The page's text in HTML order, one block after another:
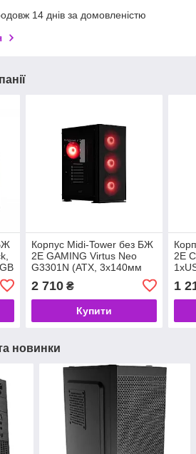
14 днів за домовленістю
Корпус Midi-Tower без БЖ
2E GAMING Virtus Neo
G3301N (ATX, 3x140мм
ARGB, чорний) (код
134895)
2 710₴
Купити
2E
1
новинки